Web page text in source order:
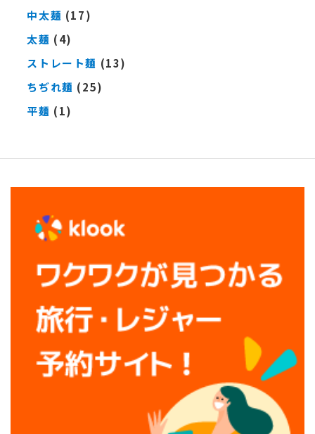
中太麺 (17)
太麺 (4)
ストレート麺 (13)
ちぢれ麺 (25)
平麺 (1)